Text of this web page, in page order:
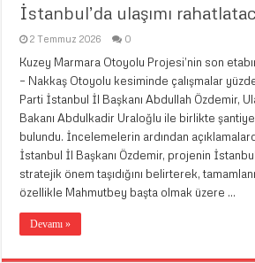
İstanbul’da ulaşımı
2 Temmuz 2026 0
Kuzey Marmara Otoyolu Projesi’nin son
– Nakkaş Otoyolu kesiminde çalışmalar
Parti İstanbul İl Başkanı Abdullah Özdemir,
Bakanı Abdulkadir Uraloğlu ile birlikte
bulundu. İncelemelerin ardından
İstanbul İl Başkanı Özdemir, projenin İstanbul
stratejik önem taşıdığını belirterek,
özellikle Mahmutbey başta olmak üzere …
Devamı »